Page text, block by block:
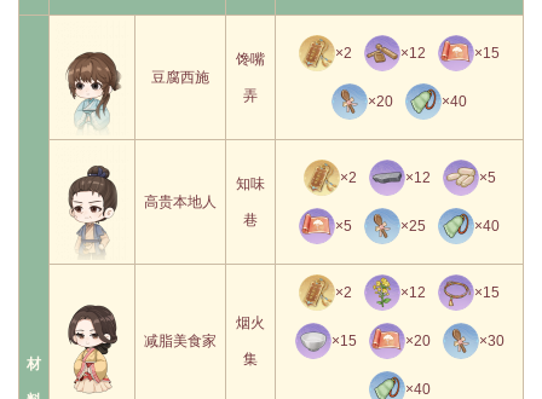
一点
点
博弈
②随等级提升，能够
投掷的额外点数提
4 4
5 5
7 7
8 8
9
材
豆腐西施
馋嘴
弄
×2 ×12 ×15
×20 ×40
高贵本地人
知味
巷
×2 ×12 ×5
×5 ×25 ×40
减脂美食家
烟火
集
×2 ×12 ×15
×15 ×20 ×30
×40